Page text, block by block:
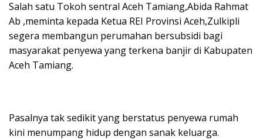
Salah satu Tokoh sentral Aceh Tamiang,Abida Rahmat
Ab ,meminta kepada Ketua REI Provinsi Aceh,Zulkipli
segera membangun perumahan bersubsidi bagi
masyarakat penyewa yang terkena banjir di Kabupaten
Aceh Tamiang.
Pasalnya tak sedikit yang berstatus penyewa rumah
kini menumpang hidup dengan sanak keluarga.